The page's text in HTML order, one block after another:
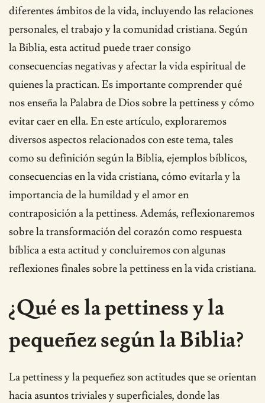
diferentes ámbitos de la vida, incluyendo las relaciones
personales, el trabajo y la comunidad cristiana. Según
la Biblia, esta actitud puede traer consigo
consecuencias negativas y afectar la vida espiritual de
quienes la practican. Es importante comprender qué
nos enseña la Palabra de Dios sobre la pettiness y cómo
evitar caer en ella. En este artículo, exploraremos
diversos aspectos relacionados con este tema, tales
como su definición según la Biblia, ejemplos bíblicos,
consecuencias en la vida cristiana, cómo evitarla y la
importancia de la humildad y el amor en
contraposición a la pettiness. Además, reflexionaremos
sobre la transformación del corazón como respuesta
bíblica a esta actitud y concluiremos con algunas
reflexiones finales sobre la pettiness en la vida cristiana.
¿Qué es la pettiness y la
pequeñez según la Biblia?
La pettiness y la pequeñez son actitudes que se orientan
hacia asuntos triviales y superficiales, donde las